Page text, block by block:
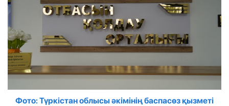
Фото: Түркістан облысы әкімінің баспасөз қызметі